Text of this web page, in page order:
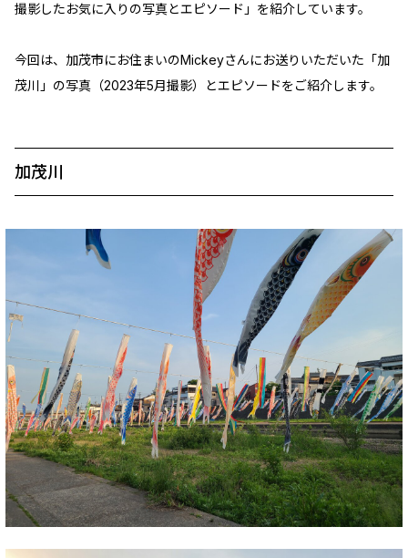
撮影したお気に入りの写真とエピソード」を紹介しています。
今回は、加茂市にお住まいのMickeyさんにお送りいただいた「加
茂川」の写真（2023年5月撮影）とエピソードをご紹介します。
加茂川